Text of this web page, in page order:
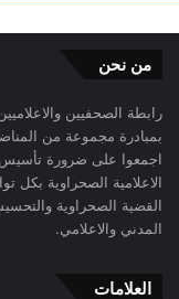
من نحن
بمبادرة مجموعة من
اجمعوا على ضرورة
الاعلامية الصحراوية بكل
القضية الصحراوية
المدني والاعلامي.
العلامات